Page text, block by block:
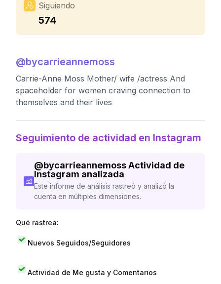
Siguiendo
574
@bycarrieannemoss
Carrie-Anne Moss Mother/ wife /actress And
spaceholder for women craving connection to
themselves and their lives
Seguimiento de actividad en Instagram
@bycarrieannemossActividad de
Instagram analizada
Este informe de análisis rastreó y analizó la
cuenta en múltiples dimensiones.
Qué rastrea:
Nuevos Seguidos/Seguidores
Actividad de Me gusta y Comentarios